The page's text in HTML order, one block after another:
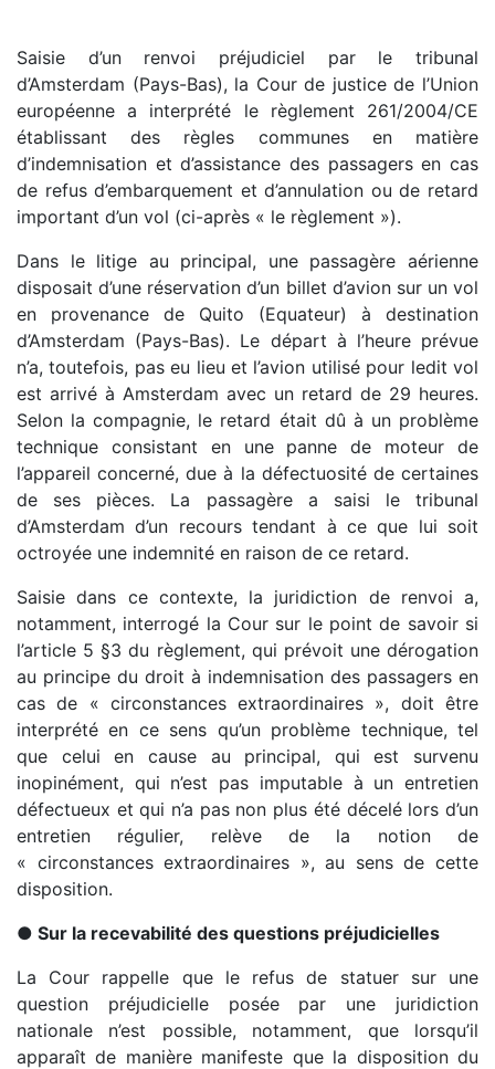
Saisie d’un renvoi préjudiciel par le tribunal
d’Amsterdam (Pays-Bas), la Cour de justice de l’Union
européenne a interprété le règlement 261/2004/CE
établissant des règles communes en matière
d’indemnisation et d’assistance des passagers en cas
de refus d’embarquement et d’annulation ou de retard
important d’un vol (ci-après « le règlement »).
Dans le litige au principal, une passagère aérienne
disposait d’une réservation d’un billet d’avion sur un vol
en provenance de Quito (Equateur) à destination
d’Amsterdam (Pays-Bas). Le départ à l’heure prévue
n’a, toutefois, pas eu lieu et l’avion utilisé pour ledit vol
est arrivé à Amsterdam avec un retard de 29 heures.
Selon la compagnie, le retard était dû à un problème
technique consistant en une panne de moteur de
l’appareil concerné, due à la défectuosité de certaines
de ses pièces. La passagère a saisi le tribunal
d’Amsterdam d’un recours tendant à ce que lui soit
octroyée une indemnité en raison de ce retard.
Saisie dans ce contexte, la juridiction de renvoi a,
notamment, interrogé la Cour sur le point de savoir si
l’article 5 §3 du règlement, qui prévoit une dérogation
au principe du droit à indemnisation des passagers en
cas de « circonstances extraordinaires », doit être
interprété en ce sens qu’un problème technique, tel
que celui en cause au principal, qui est survenu
inopinément, qui n’est pas imputable à un entretien
défectueux et qui n’a pas non plus été décelé lors d’un
entretien régulier, relève de la notion de
« circonstances extraordinaires », au sens de cette
disposition.
● Sur la recevabilité des questions préjudicielles
La Cour rappelle que le refus de statuer sur une
question préjudicielle posée par une juridiction
nationale n’est possible, notamment, que lorsqu’il
apparaît de manière manifeste que la disposition du